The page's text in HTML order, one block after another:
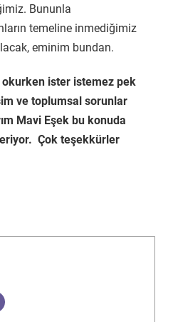
Bununla
temeline inmediğimiz
eminim bundan.
okurken ister istemez pek
ve toplumsal sorunlar
Mavi Eşek bu konuda
Çok teşekkürler